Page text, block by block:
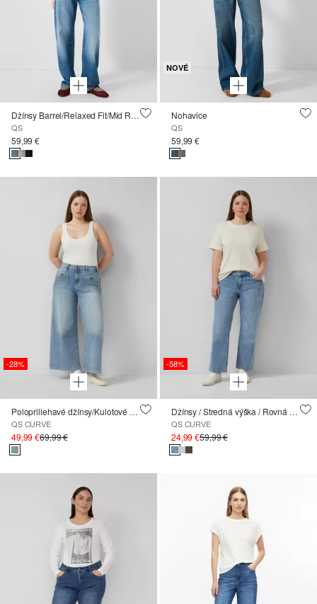
Džínsy Barrel/Relaxed Fit/Mid Rise/Barrel Leg
QS
59,99 €
NOVÉ
Nohavice
QS
59,99 €
-28%
Polopriliehavé džínsy/Kulotové džínsy
QS CURVE
49,99 €69,99 €
-58%
Džínsy / Stredná výška / Rovná noha / Orezané
QS CURVE
24,99 €59,99 €